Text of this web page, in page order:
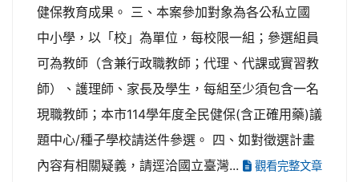
健保教育成果。 三、本案參加對象為各公私立國
中小學，以「校」為單位，每校限一組；參選組員
可為教師（含兼行政職教師；代理、代課或實習教
師）、護理師、家長及學生，每組至少須包含一名
現職教師；本市114學年度全民健保(含正確用藥)議
題中心/種子學校請送件參選。 四、如對徵選計畫
內容有相關疑義，請逕洽國立臺灣...
觀看完整文章